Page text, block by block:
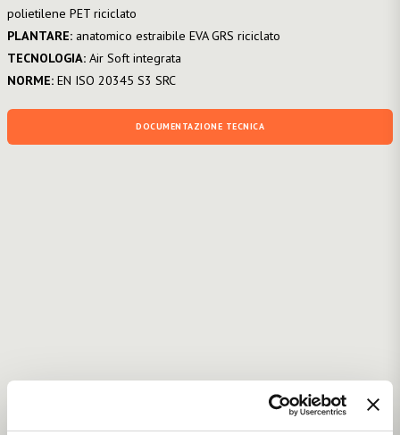
polietilene PET riciclato
PLANTARE: anatomico estraibile EVA GRS riciclato
TECNOLOGIA: Air Soft integrata
NORME: EN ISO 20345 S3 SRC
DOCUMENTAZIONE TECNICA